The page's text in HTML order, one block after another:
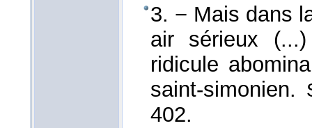
3. − Mais dans
air sérieux
ridicule
saint-simonien.
402.